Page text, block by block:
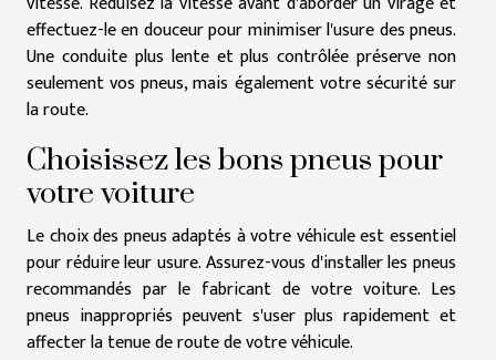
effectuez-le en douceur pour minimiser l'usure des pneus.
Une conduite plus lente et plus contrôlée préserve non
seulement vos pneus, mais également votre sécurité sur
la route.
Choisissez les bons pneus pour
votre voiture
Le choix des pneus adaptés à votre véhicule est essentiel
pour réduire leur usure. Assurez-vous d'installer les pneus
recommandés par le fabricant de votre voiture. Les
pneus inappropriés peuvent s'user plus rapidement et
affecter la tenue de route de votre véhicule.